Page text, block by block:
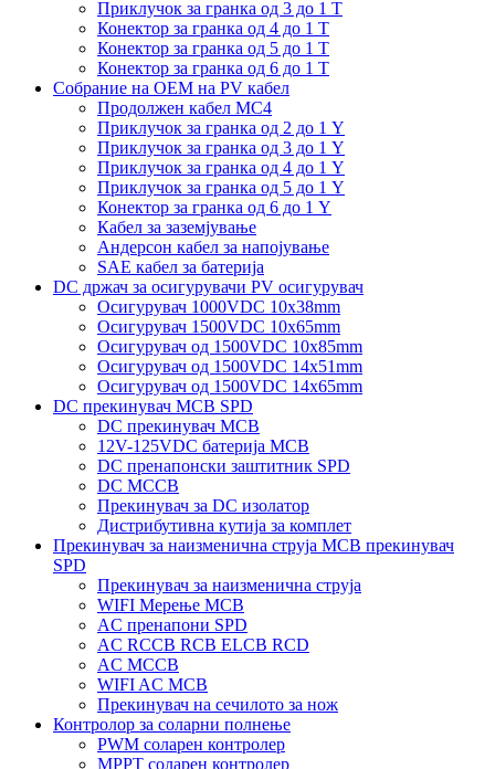
Приклучок за гранка од 3 до 1 Т
Конектор за гранка од 4 до 1 Т
Конектор за гранка од 5 до 1 Т
Конектор за гранка од 6 до 1 Т
Собрание на ОЕМ на PV кабел
Продолжен кабел MC4
Приклучок за гранка од 2 до 1 Y
Приклучок за гранка од 3 до 1 Y
Приклучок за гранка од 4 до 1 Y
Приклучок за гранка од 5 до 1 Y
Конектор за гранка од 6 до 1 Y
Кабел за заземјување
Андерсон кабел за напојување
SAE кабел за батерија
DC држач за осигурувачи PV осигурувач
Осигурувач 1000VDC 10x38mm
Осигурувач 1500VDC 10x65mm
Осигурувач од 1500VDC 10x85mm
Осигурувач од 1500VDC 14x51mm
Осигурувач од 1500VDC 14x65mm
DC прекинувач MCB SPD
DC прекинувач MCB
12V-125VDC батерија MCB
DC пренапонски заштитник SPD
DC MCCB
Прекинувач за DC изолатор
Дистрибутивна кутија за комплет
Прекинувач за наизменична струја MCB прекинувач
SPD
Прекинувач за наизменична струја
WIFI Мерење MCB
AC пренапони SPD
AC RCCB RCB ELCB RCD
AC MCCB
WIFI AC MCB
Прекинувач на сечилото за нож
Контролор за соларни полнење
PWM соларен контролер
MPPT соларен контролер